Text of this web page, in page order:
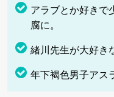
アラブとか好きで
腐に。
緒川先生が大好き
年下褐色男子アス